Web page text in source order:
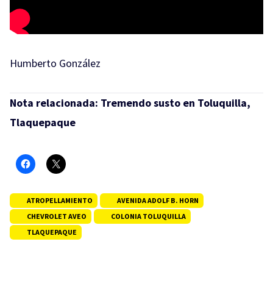
Humberto González
Nota relacionada: Tremendo susto en Toluquilla,
Tlaquepaque
ATROPELLAMIENTO
AVENIDA ADOLF B. HORN
CHEVROLET AVEO
COLONIA TOLUQUILLA
TLAQUEPAQUE